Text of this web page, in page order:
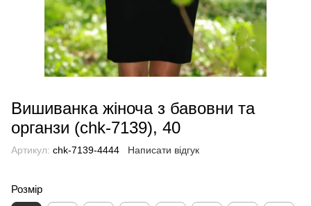
Вишиванка жіноча з бавовни та
органзи (chk-7139), 40
Артикул: chk-7139-4444 Написати відгук
Розмір